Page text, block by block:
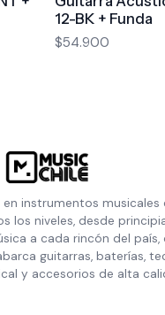
12-BK + Funda
$54.900
instrumentos musicales
los niveles, desde
a cada rincón del
guitarras, baterías,
y accesorios de alta